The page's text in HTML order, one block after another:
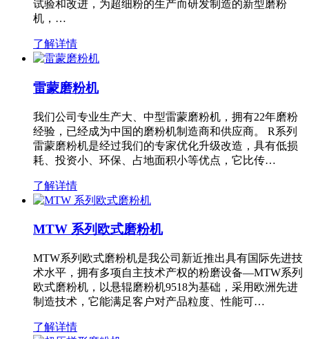
试验和改进，为超细粉的生产而研发制造的新型磨粉
机，…
了解详情
雷蒙磨粉机
我们公司专业生产大、中型雷蒙磨粉机，拥有22年磨粉
经验，已经成为中国的磨粉机制造商和供应商。 R系列
雷蒙磨粉机是经过我们的专家优化升级改造，具有低损
耗、投资小、环保、占地面积小等优点，它比传…
了解详情
MTW 系列欧式磨粉机
MTW系列欧式磨粉机是我公司新近推出具有国际先进技
术水平，拥有多项自主技术产权的粉磨设备—MTW系列
欧式磨粉机，以悬辊磨粉机9518为基础，采用欧洲先进
制造技术，它能满足客户对产品粒度、性能可…
了解详情